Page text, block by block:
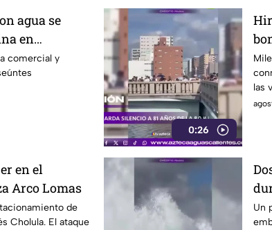
agua se
en
Gracia
comercial y
0:26
las
en el
Arco Lomas
de
Cholula. El ataque
Un